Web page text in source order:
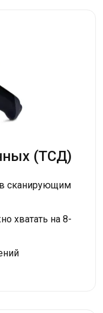
(ТСД)
сканирующим
хватать на 8-